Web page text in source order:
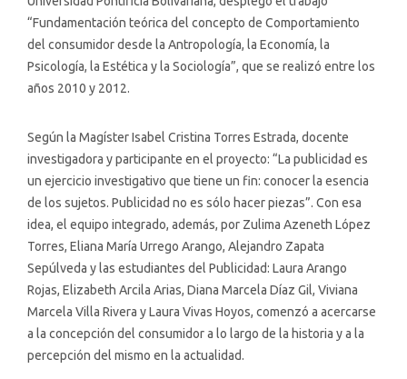
“Fundamentación teórica del concepto de Comportamiento
del consumidor desde la Antropología, la Economía, la
Psicología, la Estética y la Sociología”, que se realizó entre los
años 2010 y 2012.
Según la Magíster Isabel Cristina Torres Estrada, docente
investigadora y participante en el proyecto: “La publicidad es
un ejercicio investigativo que tiene un fin: conocer la esencia
de los sujetos. Publicidad no es sólo hacer piezas”. Con esa
idea, el equipo integrado, además, por Zulima Azeneth López
Torres, Eliana María Urrego Arango, Alejandro Zapata
Sepúlveda y las estudiantes del Publicidad: Laura Arango
Rojas, Elizabeth Arcila Arias, Diana Marcela Díaz Gil, Viviana
Marcela Villa Rivera y Laura Vivas Hoyos, comenzó a acercarse
a la concepción del consumidor a lo largo de la historia y a la
percepción del mismo en la actualidad.